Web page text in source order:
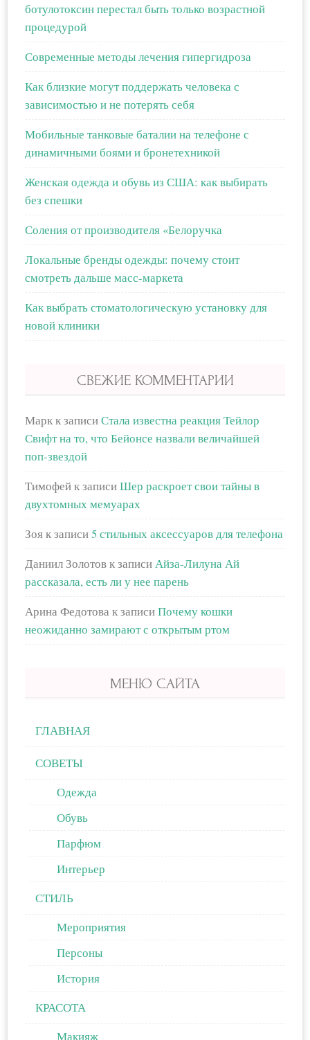
ботулотоксин перестал быть только возрастной
процедурой
Современные методы лечения гипергидроза
Как близкие могут поддержать человека с
зависимостью и не потерять себя
Мобильные танковые баталии на телефоне с
динамичными боями и бронетехникой
Женская одежда и обувь из США: как выбирать
без спешки
Соления от производителя «Белоручка
Локальные бренды одежды: почему стоит
смотреть дальше масс-маркета
Как выбрать стоматологическую установку для
новой клиники
СВЕЖИЕ КОММЕНТАРИИ
Маркк записиСтала известна реакция Тейлор
Свифт на то, что Бейонсе назвали величайшей
поп-звездой
Тимофейк записиШер раскроет свои тайны в
двухтомных мемуарах
Зояк записи5 стильных аксессуаров для телефона
Даниил Золотовк записи Айза-Лилуна Ай
рассказала, есть ли у нее парень
Арина Федотова к записиПочему кошки
неожиданно замирают с открытым ртом
МЕНЮ САЙТА
ГЛАВНАЯ
СОВЕТЫ
Одежда
Обувь
Парфюм
Интерьер
СТИЛЬ
Мероприятия
Персоны
История
КРАСОТА
Макияж